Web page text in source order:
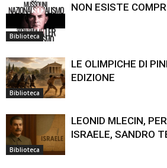
Biblioteca
NON ESISTE
Biblioteca
LE OLIMPICHE DI
EDIZIONE
Biblioteca
LEONID MLECIN,
ISRAELE, SANDRO